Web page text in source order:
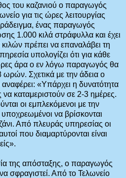
του καζανιού ο παραγωγός
για τις ώρες λειτουργίας
ένας παραγωγός
1.000 κιλά στράφυλλα και έχει
πρέπει να επαναλάβει τη
υπολογίζει ότι για κάθε
άρα ο εν λόγω παραγωγός θα
ωρών. Σχετικά με την άδεια ο
«Υπάρχει η δυνατότητα
καταμεριστούν σε 2-3 ημέρες.
οι εμπλεκόμενοι με την
να βρίσκονται
Από πλευράς υπηρεσίας οι
που διαμαρτύρονται είναι
της απόσταξης, ο παραγωγός
να σφραγιστεί. Από το Τελωνείο